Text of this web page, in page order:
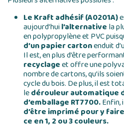
Le Kraft adhésif (A0201A)
aujourd’huil’alternative la
en polypropylène et PVC
d’un papier cartonenduit
Il est, en plus d’être
recyclageet offre une
nombre de cartons, qu’ils
cycle du bois. De plus, il est
ledérouleur automatique
d’emballage RT7700.
d’être imprimé pour y
ce en 1, 2 ou 3 couleurs.